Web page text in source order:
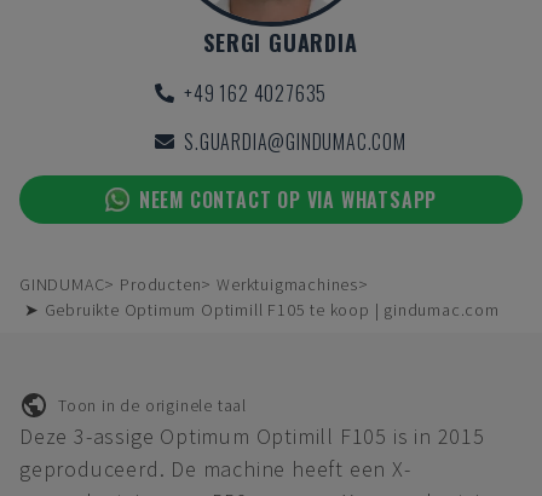
SERGI GUARDIA
+49 162 4027635
S.GUARDIA@GINDUMAC.COM
NEEM CONTACT OP VIA WHATSAPP
GINDUMAC Producten
Werktuigmachines
➤ Gebruikte Optimum Optimill F105 te koop | gindumac.com
Toon in de originele taal
Deze 3-assige Optimum Optimill F105 is in 2015
geproduceerd. De machine heeft een X-